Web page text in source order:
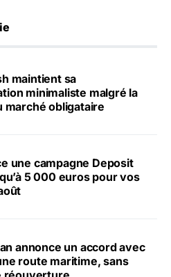
maintient sa
minimaliste malgré la
marché obligataire
une campagne Deposit
5 000 euros pour vos
annonce un accord avec
route maritime, sans